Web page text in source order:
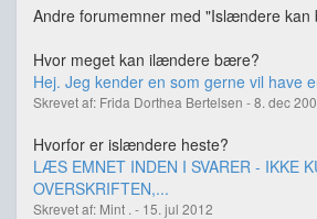
Andre forumemner med "Islændere
Hvor meget kan ilændere bære?
Hej. Jeg kender en som gerne vil have
Skrevet af: Frida Dorthea Bertelsen - 8. dec
Hvorfor er islændere heste?
LÆS EMNET INDEN I SVARER - IKKE
OVERSKRIFTEN,...
Skrevet af: Mint . - 15. jul 2012